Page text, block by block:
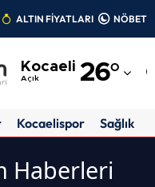
ALTIN FİYATLARI
Kocaeli
Açık 26°
Adıyaman
Amasya
Kocaelispor Sağlık
Haberleri